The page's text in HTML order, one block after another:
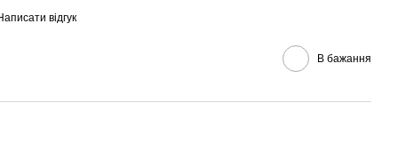
відгук
В бажання